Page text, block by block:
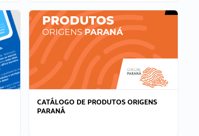
CATÁLOGO DE PRODUTOS ORIGENS
PARANÁ